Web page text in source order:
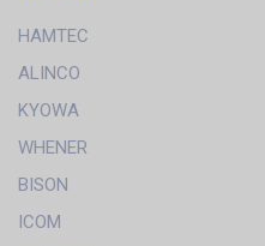
HAMTEC
ALINCO
KYOWA
WHENER
BISON
ICOM